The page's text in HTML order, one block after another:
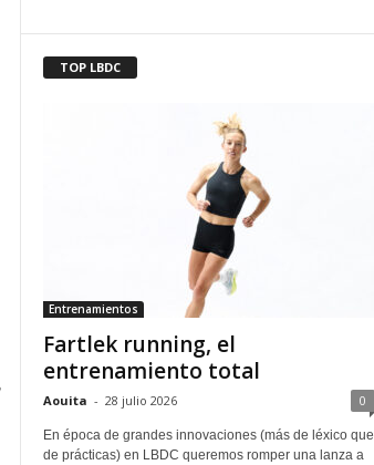
TOP LBDC
Entrenamientos
Fartlek running, el
entrenamiento total
Aouita - 28 julio 2026 0
En época de grandes innovaciones (más de léxico que
de prácticas) en LBDC queremos romper una lanza a